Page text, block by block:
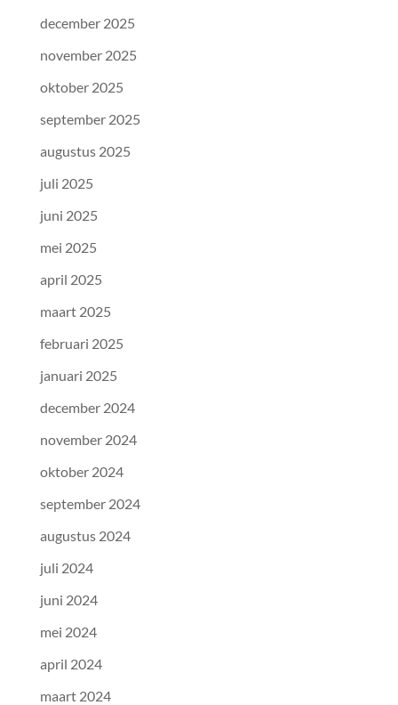
december 2025
november 2025
oktober 2025
september 2025
augustus 2025
juli 2025
juni 2025
mei 2025
april 2025
maart 2025
februari 2025
januari 2025
december 2024
november 2024
oktober 2024
september 2024
augustus 2024
juli 2024
juni 2024
mei 2024
april 2024
maart 2024